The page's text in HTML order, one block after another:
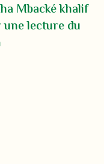
Mbacké khalif
lecture du